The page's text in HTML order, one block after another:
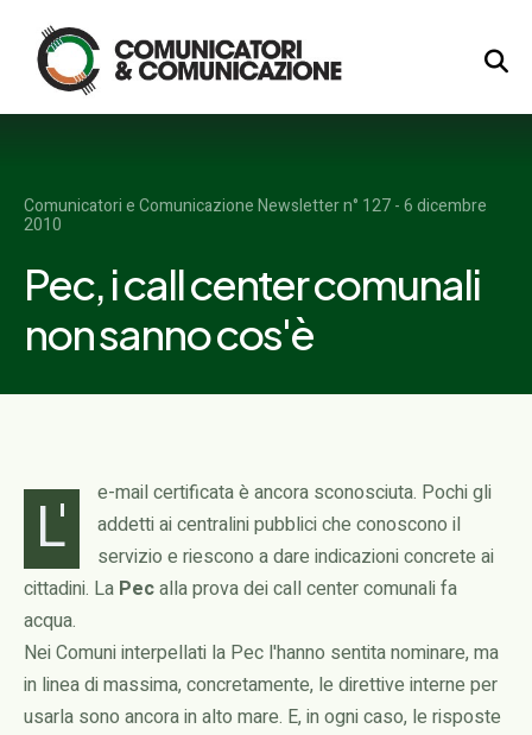
Logo
Comunicatori e Comunicazione Newsletter n° 127 - 6 dicembre
2010
Pec, i call center comunali
non sanno cos'è
L'
e-mail certificata è ancora sconosciuta. Pochi gli
addetti ai centralini pubblici che conoscono il
servizio e riescono a dare indicazioni concrete ai
cittadini. La Pecalla prova dei call center comunali fa
acqua.
Nei Comuni interpellati la Pec l'hanno sentita nominare, ma
in linea di massima, concretamente, le direttive interne per
usarla sono ancora in alto mare. E, in ogni caso, le risposte